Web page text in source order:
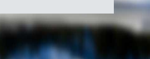
du
Canada